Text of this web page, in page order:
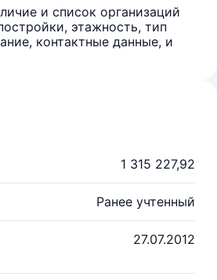
и список организаций
этажность, тип
контактные данные, и
1 315 227,92
Ранее учтенный
27.07.2012